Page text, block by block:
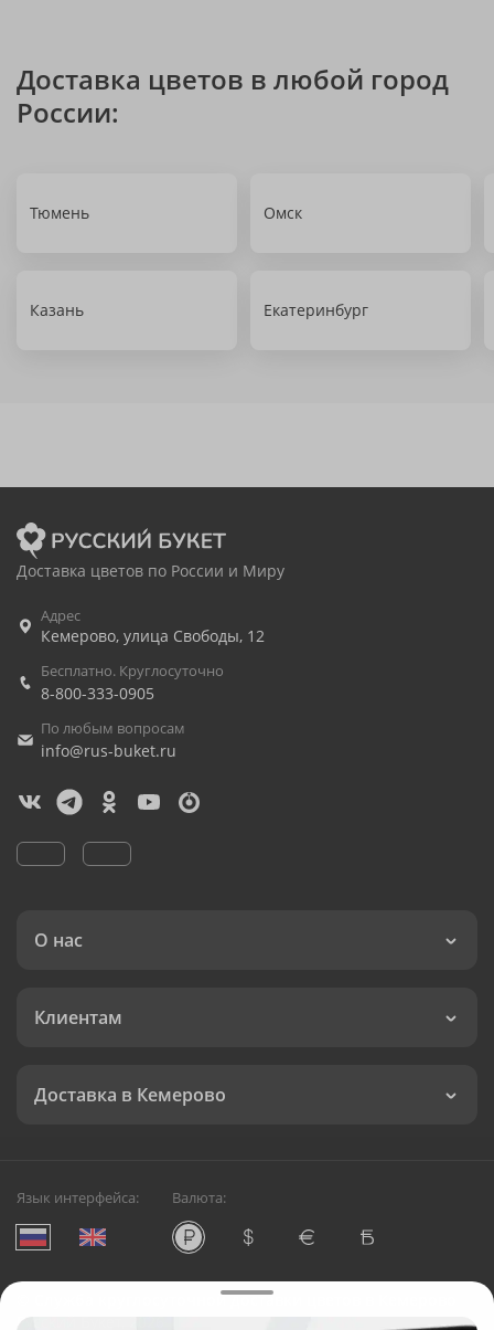
Доставка цветов в любой город
России:
Тюмень Омск
Казань Екатеринбург
Доставка цветов по России и Миру
Адрес
Кемерово, улица Свободы, 12
Бесплатно. Круглосуточно
8-800-333-0905
По любым вопросам
info@rus-buket.ru
О нас
Клиентам
Доставка в Кемерово
Язык интерфейса: Валюта:
Служба круглосуточной доставки цветов в Кемерово
Русский Букет, 2026